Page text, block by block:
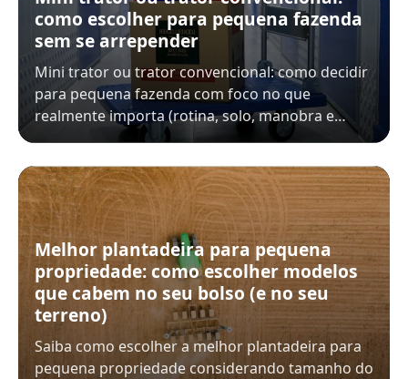
como escolher para pequena fazenda
sem se arrepender
Mini trator ou trator convencional: como decidir
para pequena fazenda com foco no que
realmente importa (rotina, solo, manobra e…
Melhor plantadeira para pequena
propriedade: como escolher modelos
que cabem no seu bolso (e no seu
terreno)
Saiba como escolher a melhor plantadeira para
pequena propriedade considerando tamanho do